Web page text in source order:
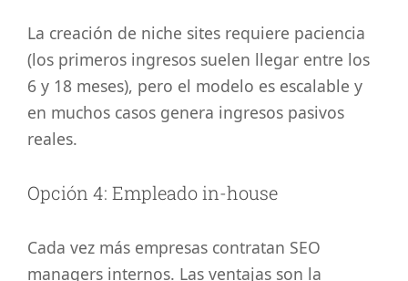
La creación de niche sites requiere paciencia
(los primeros ingresos suelen llegar entre los
6 y 18 meses), pero el modelo es escalable y
en muchos casos genera ingresos pasivos
reales.
Opción 4: Empleado in-house
Cada vez más empresas contratan SEO
managers internos. Las ventajas son la